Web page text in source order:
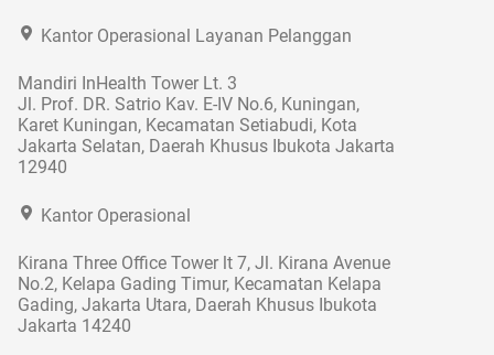
Kantor Operasional Layanan Pelanggan
Mandiri InHealth Tower Lt. 3
Jl. Prof. DR. Satrio Kav. E-IV No.6, Kuningan,
Karet Kuningan, Kecamatan Setiabudi, Kota
Jakarta Selatan, Daerah Khusus Ibukota Jakarta
12940
Kantor Operasional
Kirana Three Office Tower lt 7, Jl. Kirana Avenue
No.2, Kelapa Gading Timur, Kecamatan Kelapa
Gading, Jakarta Utara, Daerah Khusus Ibukota
Jakarta 14240